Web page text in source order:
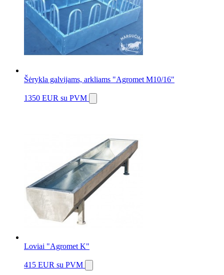
Šėrykla galvijams, arkliams "Agromet M10/16"
1350 EUR su PVM
Loviai "Agromet K"
415 EUR su PVM